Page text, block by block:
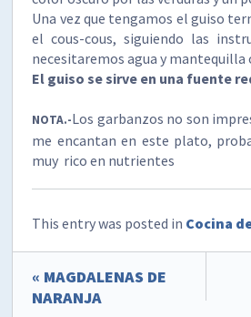
Una vez que tengamos el guiso
el cous-cous, siguiendo las
necesitaremos agua y mantequilla
El guiso se sirve en una fuente
NOTA.-Los garbanzos no son
me encantan en este plato,
muy rico en nutrientes
This entry was posted in Cocina
« MAGDALENAS DE
NARANJA